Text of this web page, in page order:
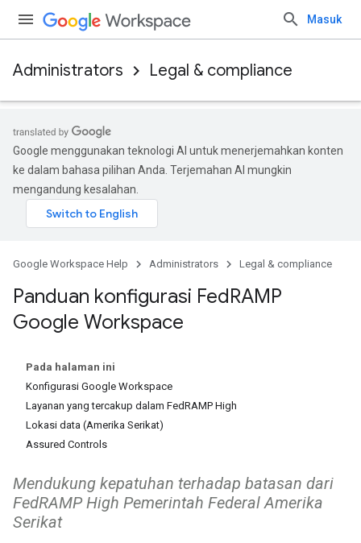
Masuk
Administrators Legal & compliance
Google menggunakan teknologi AI untuk menerjemahkan konten
ke dalam bahasa pilihan Anda. Terjemahan AI mungkin
mengandung kesalahan.
Google Workspace Help Administrators Legal & compliance
Panduan konfigurasi FedRAMP
Google Workspace
Pada halaman ini
Konfigurasi Google Workspace
Layanan yang tercakup dalam FedRAMP High
Lokasi data (Amerika Serikat)
Assured Controls
Mendukung kepatuhan terhadap batasan dari
FedRAMP High Pemerintah Federal Amerika
Serikat